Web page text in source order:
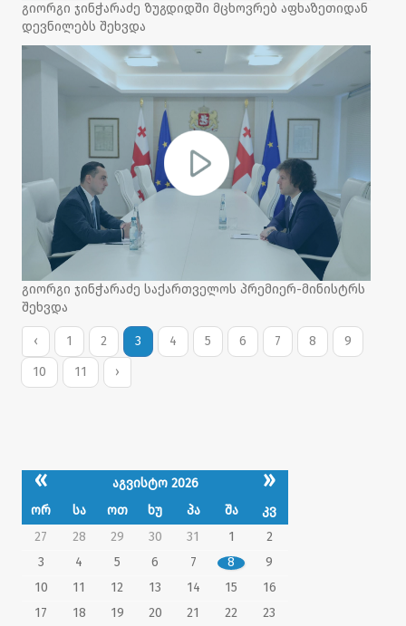
« აგვისტო 2026 »
ორ სა ოთ ხუ პა შა
კვ
27
28 29 30 31 1
2
3
4 5 6 7 8
9
10
11 12 13 14 15
16
17
18 19 20 21 22
23
გიორგი ჯინჭარაძე ზუგდიდში მცხოვრებ აფხაზეთიდან
დევნილებს შეხვდა
გიორგი ჯინჭარაძე საქართველოს პრემიერ-მინისტრს
შეხვდა
‹ 1 2 3 4 5 6 7 8
9
10
11 ›